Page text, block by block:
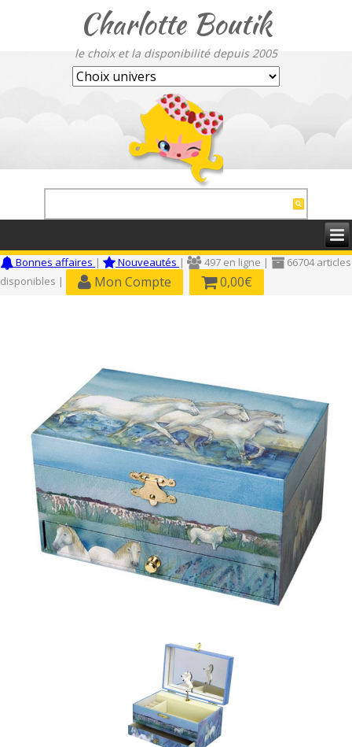
Charlotte Boutik
le choix et la disponibilité depuis 2005
Bonnes affaires | Nouveautés | 497 en ligne |
66704 articles
disponibles |
Mon Compte 0,00€